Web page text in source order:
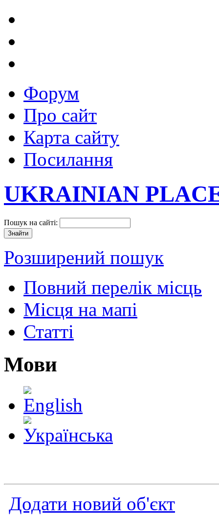
Форум
Про сайт
Карта сайту
Посилання
UKRAINIAN
Пошук на сайті:
Розширений пошук
Повний перелік місць
Місця на мапі
Статті
Мови
Додати новий об'єкт